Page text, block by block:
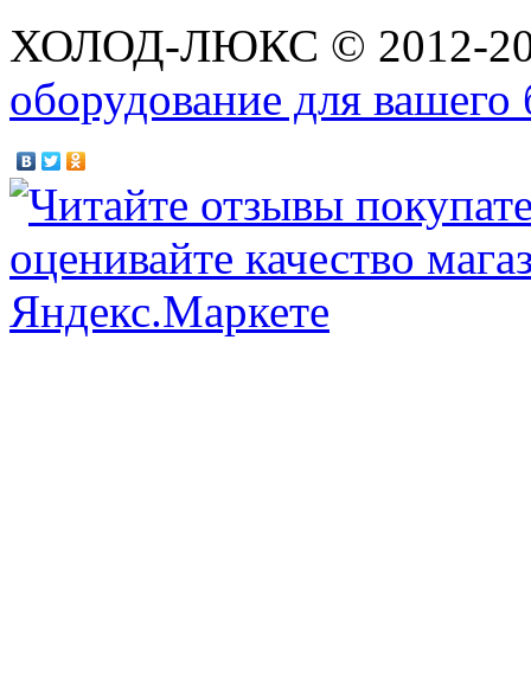
ХОЛОД-ЛЮКС © 2012-
оборудование для вашего